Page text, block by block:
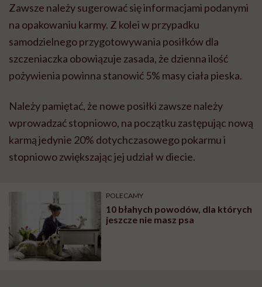
Zawsze należy sugerować się informacjami podanymi
na opakowaniu karmy. Z kolei w przypadku
samodzielnego przygotowywania posiłków dla
szczeniaczka obowiązuje zasada, że dzienna ilość
pożywienia powinna stanowić 5% masy ciała pieska.
Należy pamiętać, że nowe posiłki zawsze należy
wprowadzać stopniowo, na początku zastępując nową
karmą jedynie 20% dotychczasowego pokarmu i
stopniowo zwiększając jej udział w diecie.
POLECAMY
10 błahych powodów, dla których
jeszcze nie masz psa